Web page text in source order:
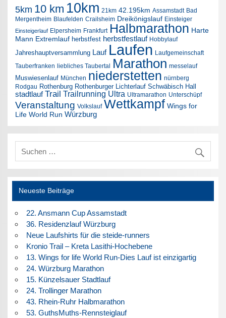
5km 10 km 10km 21km 42.195km Assamstadt Bad
Mergentheim Blaufelden Crailsheim Dreikönigslauf Einsteiger
Einsteigerlauf Elpersheim Frankfurt Halbmarathon Harte
Mann Extremlauf herbstfest herbstfestlauf Hobbylauf
Jahreshauptversammlung Lauf Laufen
Laufgemeinschaft
Tauberfranken
liebliches Taubertal Marathon messelauf
Muswiesenlauf München niederstetten nürnberg
Rodgau Rothenburg Rothenburger Lichterlauf Schwäbisch Hall
stadtlauf Trail Trailrunning Ultra Ultramarathon Unterschüpf
Veranstaltung Volkslauf Wettkampf Wings for
Life World Run Würzburg
Neueste Beiträge
22. Ansmann Cup Assamstadt
36. Residenzlauf Würzburg
Neue Laufshirts für die steide-runners
Kronio Trail – Kreta Lasithi-Hochebene
13. Wings for life World Run-Dies Lauf ist einzigartig
24. Würzburg Marathon
15. Künzelsauer Stadtlauf
24. Trollinger Marathon
43. Rhein-Ruhr Halbmarathon
53. GuthsMuths-Rennsteiglauf